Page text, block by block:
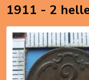
1911 - 2